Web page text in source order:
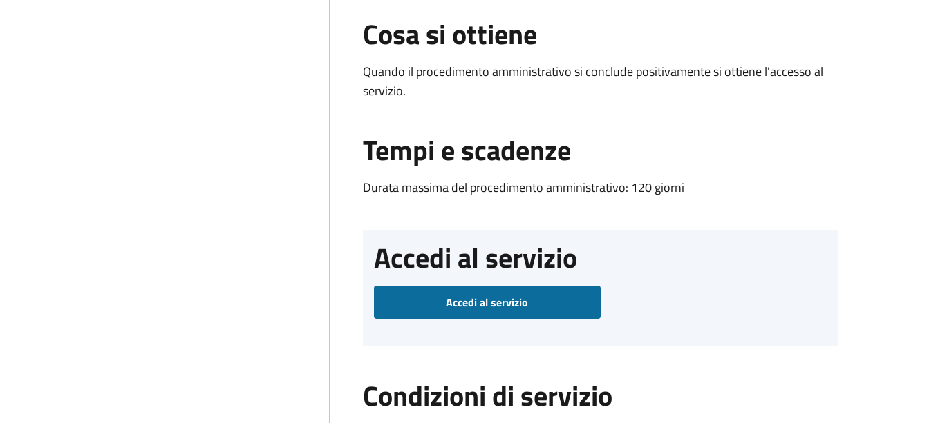
Cosa si ottiene
Quando il procedimento amministrativo si conclude positivamente si ottiene l'accesso al
servizio.
Tempi e scadenze
Durata massima del procedimento amministrativo: 120 giorni
Accedi al servizio
Accedi al servizio
Condizioni di servizio